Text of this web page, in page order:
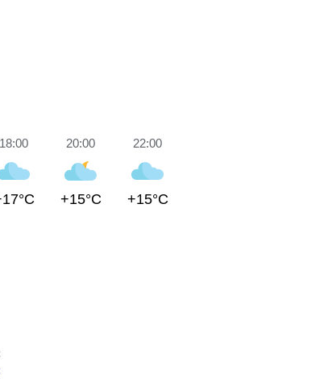
18:00 20:00
+15°C
22:00
+15°C